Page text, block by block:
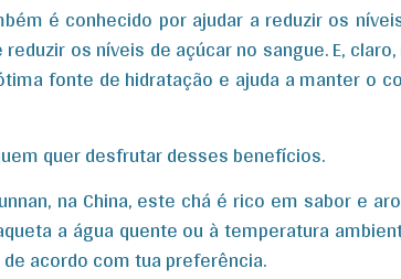
é conhecido por ajudar a reduzir os
os níveis de açúcar no sangue. E, claro,
fonte de hidratação e ajuda a manter o
quer desfrutar desses benefícios.
na China, este chá é rico em sabor e
a água quente ou à temperatura
acordo com tua preferência.